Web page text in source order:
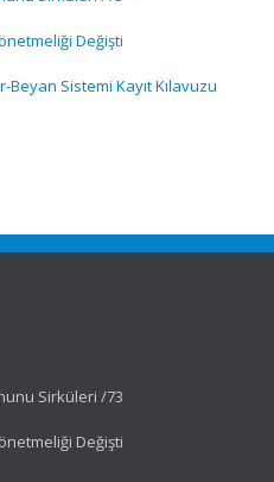
Değişti
Beyan Sistemi Kayıt Kılavuzu
Sirküleri /73
Değişti